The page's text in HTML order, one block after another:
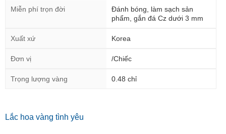
Miễn phí trọn đời
Đánh bóng, làm sạch sản
phẩm, gắn đá Cz dưới 3 mm
Xuất xứ Korea
Đơn vị /Chiếc
Trọng lượng vàng 0.48 chỉ
Lắc hoa vàng tình yêu